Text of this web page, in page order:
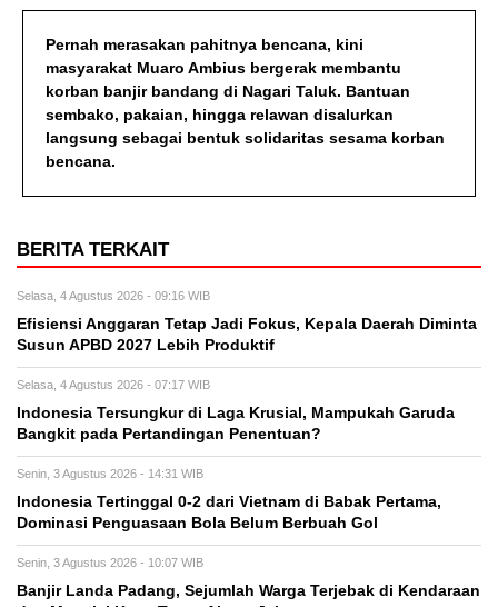
Pernah merasakan pahitnya bencana, kini
masyarakat Muaro Ambius bergerak membantu
korban banjir bandang di Nagari Taluk. Bantuan
sembako, pakaian, hingga relawan disalurkan
langsung sebagai bentuk solidaritas sesama korban
bencana.
BERITA TERKAIT
Selasa, 4 Agustus 2026 - 09:16 WIB
Efisiensi Anggaran Tetap Jadi Fokus, Kepala Daerah Diminta
Susun APBD 2027 Lebih Produktif
Selasa, 4 Agustus 2026 - 07:17 WIB
Indonesia Tersungkur di Laga Krusial, Mampukah Garuda
Bangkit pada Pertandingan Penentuan?
Senin, 3 Agustus 2026 - 14:31 WIB
Indonesia Tertinggal 0-2 dari Vietnam di Babak Pertama,
Dominasi Penguasaan Bola Belum Berbuah Gol
Senin, 3 Agustus 2026 - 10:07 WIB
Banjir Landa Padang, Sejumlah Warga Terjebak di Kendaraan